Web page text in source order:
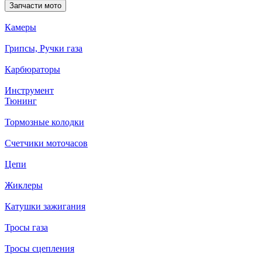
Запчасти мото
Камеры
Грипсы, Ручки газа
Карбюраторы
Инструмент
Тюнинг
Тормозные колодки
Счетчики моточасов
Цепи
Жиклеры
Катушки зажигания
Тросы газа
Тросы сцепления